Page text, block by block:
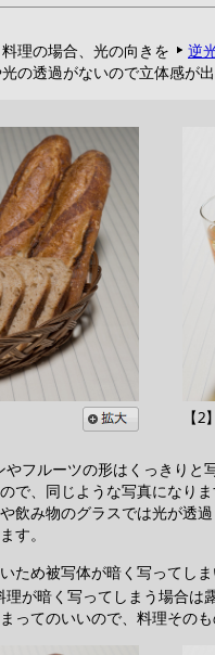
理の場合、光の向きを 逆
の透過がないので立体感が
【
やフルーツの形はくっきり
で、同じような写真になり
飲み物のグラスでは光が透
す。
ため被写体が暗く写ってし
理が暗く写ってしまう場合
ってのいいので、料理その